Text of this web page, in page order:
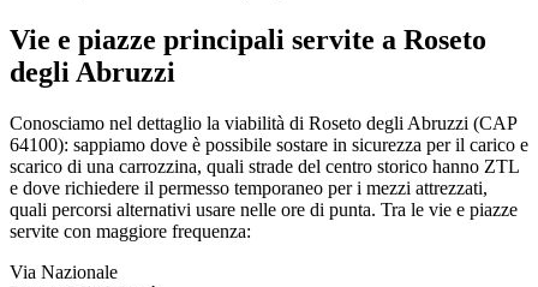
Vie e piazze principali servite a Roseto
degli Abruzzi
Conosciamo nel dettaglio la viabilità di Roseto degli Abruzzi (CAP
64100): sappiamo dove è possibile sostare in sicurezza per il carico e
scarico di una carrozzina, quali strade del centro storico hanno ZTL
e dove richiedere il permesso temporaneo per i mezzi attrezzati,
quali percorsi alternativi usare nelle ore di punta. Tra le vie e piazze
servite con maggiore frequenza:
Via Nazionale